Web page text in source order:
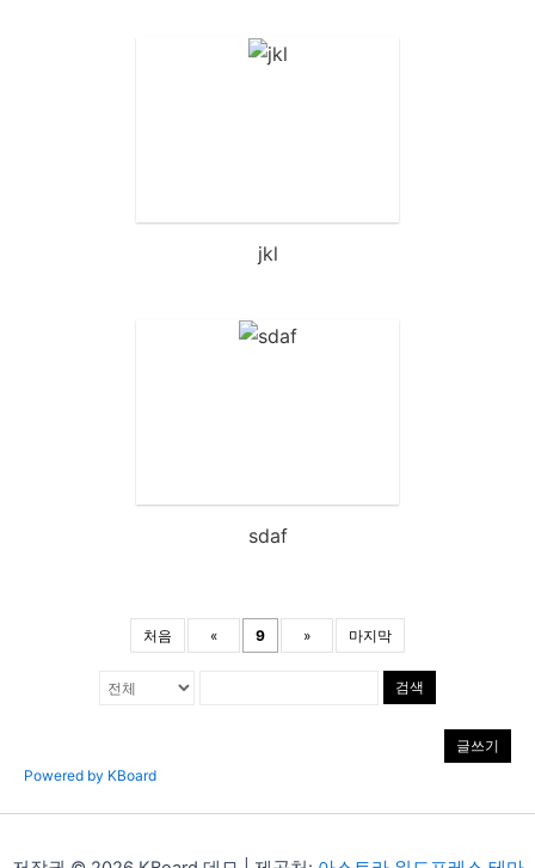
jkl
sdaf
처음 « 9 » 마지막
검색
글쓰기
Powered by KBoard